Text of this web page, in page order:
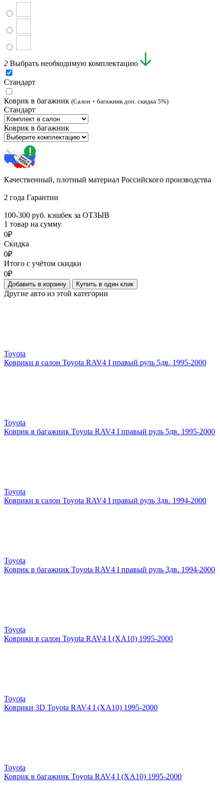
2 Выбрать необходимую комплектацию
Стандарт
Коврик в багажник (Салон + багажник доп. скидка 5%)
Стандарт
Коврик в багажник
Качественный, плотный материал Российского производства
2 года Гарантии
100-300 руб. кэшбек за ОТЗЫВ
1 товар на сумму
0₽
Скидка
0₽
Итого с учётом скидки
0₽
Добавить в корзину Купить в один клик
Другие авто из этой категории
Toyota
Коврики в салон Toyota RAV4 I правый руль 5дв. 1995-2000
Toyota
Коврик в багажник Toyota RAV4 I правый руль 5дв. 1995-2000
Toyota
Коврики в салон Toyota RAV4 I правый руль 3дв. 1994-2000
Toyota
Коврик в багажник Toyota RAV4 I правый руль 3дв. 1994-2000
Toyota
Коврики в салон Toyota RAV4 I (XA10) 1995-2000
Toyota
Коврики 3D Toyota RAV4 I (XA10) 1995-2000
Toyota
Коврик в багажник Toyota RAV4 I (XA10) 1995-2000